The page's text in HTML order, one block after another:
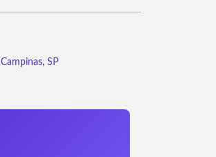
Campinas, SP